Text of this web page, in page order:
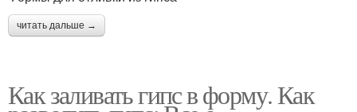
читать дальше →
Как заливать гипс в форму. Как